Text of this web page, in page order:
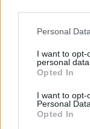
Personal
I want to opt-
personal data.
Opted In
I want to opt-
Personal Data.
Opted In
Από τον
τρεις